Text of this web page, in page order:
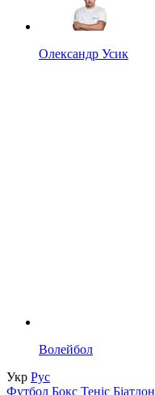
Олександр Усик
Волейбол
Укр Рус
Футбол Бокс Теніс Біатлон